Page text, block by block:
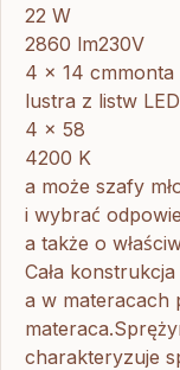
22 W
2860 lm230V
4 x 14
lustra z listw LED
4 x 58
4200 K
a może szafy
i wybrać
a także o
Cała
a w materacach
charakteryzuje